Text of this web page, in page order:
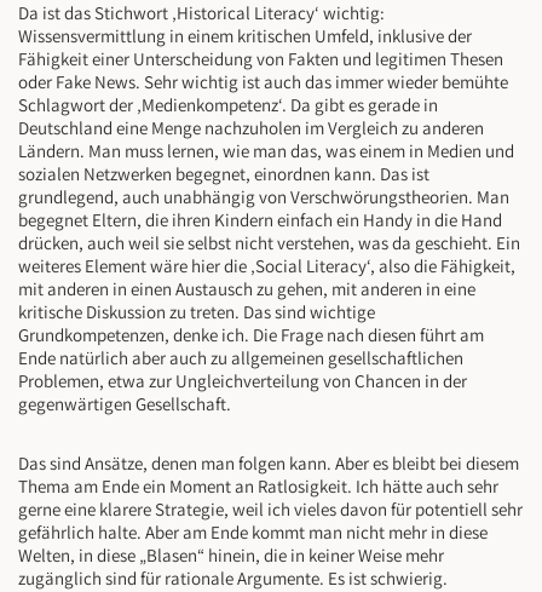
Da ist das Stichwort ‚Historical Literacy‘ wichtig:
Wissensvermittlung in einem kritischen Umfeld, inklusive der
Fähigkeit einer Unterscheidung von Fakten und legitimen Thesen
oder Fake News. Sehr wichtig ist auch das immer wieder bemühte
Schlagwort der ‚Medienkompetenz‘. Da gibt es gerade in
Deutschland eine Menge nachzuholen im Vergleich zu anderen
Ländern. Man muss lernen, wie man das, was einem in Medien und
sozialen Netzwerken begegnet, einordnen kann. Das ist
grundlegend, auch unabhängig von Verschwörungstheorien. Man
begegnet Eltern, die ihren Kindern einfach ein Handy in die Hand
drücken, auch weil sie selbst nicht verstehen, was da geschieht. Ein
weiteres Element wäre hier die ‚Social Literacy‘, also die Fähigkeit,
mit anderen in einen Austausch zu gehen, mit anderen in eine
kritische Diskussion zu treten. Das sind wichtige
Grundkompetenzen, denke ich. Die Frage nach diesen führt am
Ende natürlich aber auch zu allgemeinen gesellschaftlichen
Problemen, etwa zur Ungleichverteilung von Chancen in der
gegenwärtigen Gesellschaft.
Das sind Ansätze, denen man folgen kann. Aber es bleibt bei diesem
Thema am Ende ein Moment an Ratlosigkeit. Ich hätte auch sehr
gerne eine klarere Strategie, weil ich vieles davon für potentiell sehr
gefährlich halte. Aber am Ende kommt man nicht mehr in diese
Welten, in diese „Blasen“ hinein, die in keiner Weise mehr
zugänglich sind für rationale Argumente. Es ist schwierig.